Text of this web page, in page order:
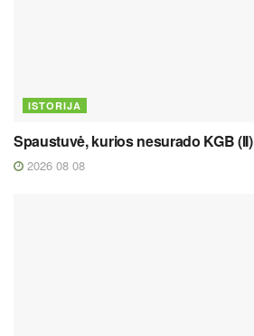
ISTORIJA
Spaustuvė, kurios nesurado KGB (II)
2026 08 08